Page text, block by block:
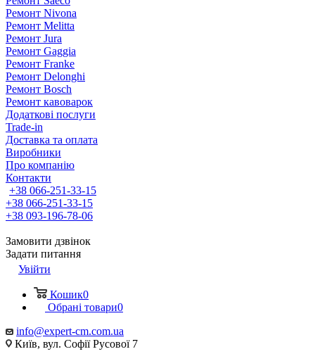
Ремонт Nivona
Ремонт Melitta
Ремонт Jura
Ремонт Gaggia
Ремонт Franke
Ремонт Delonghi
Ремонт Bosch
Ремонт кавоварок
Додаткові послуги
Trade-in
Доставка та оплата
Виробники
Про компанію
Контакти
+38 066-251-33-15
+38 066-251-33-15
+38 093-196-78-06
Замовити дзвінок
Задати питання
Увійти
Кошик0
Обрані товари0
info@expert-cm.com.ua
Київ, вул. Софії Русової 7